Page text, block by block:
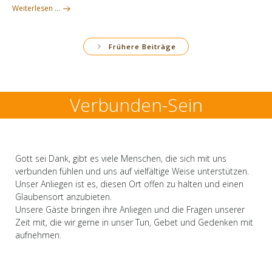
Weiterlesen …
Frühere Beiträge
Verbunden-Sein
Gott sei Dank, gibt es viele Menschen, die sich mit uns
verbunden fühlen und uns auf vielfältige Weise unterstützen.
Unser Anliegen ist es, diesen Ort offen zu halten und einen
Glaubensort anzubieten.
Unsere Gäste bringen ihre Anliegen und die Fragen unserer
Zeit mit, die wir gerne in unser Tun, Gebet und Gedenken mit
aufnehmen.